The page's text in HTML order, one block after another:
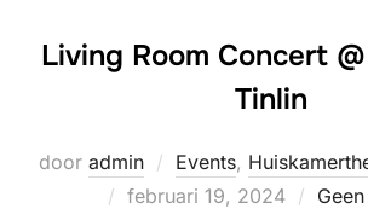
Living Room Concert
Tinlin
door admin Events,
Geplaatst
februari 19, 2024